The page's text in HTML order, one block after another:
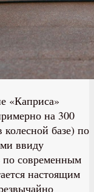
«Каприса»
на 300
базе) по
ввиду
по современным
настоящим